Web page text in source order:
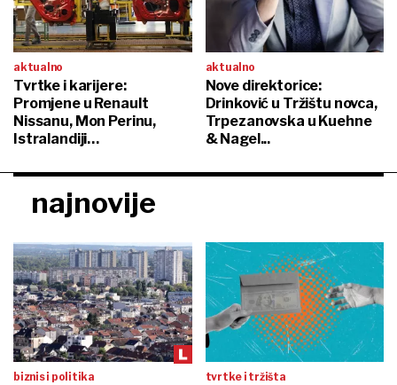
aktualno
Tvrtke i karijere:
Promjene u Renault
Nissanu, Mon Perinu,
Istralandiji…
aktualno
Nove direktorice:
Drinković u Tržištu novca,
Trpezanovska u Kuehne
& Nagel...
najnovije
biznis i politika tvrtke i tržišta